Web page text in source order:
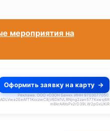
мероприятия на
Оформить заявку на карту
Реклама. ООО «ОЗОН Банк». ИНН 9703077050.
ADLVwa2EeAfT1KcczwC8jV6DkfVLRNjng2zan577Kxwsj6R
m8krAAYoPx2rD39LW2pGxUKiR